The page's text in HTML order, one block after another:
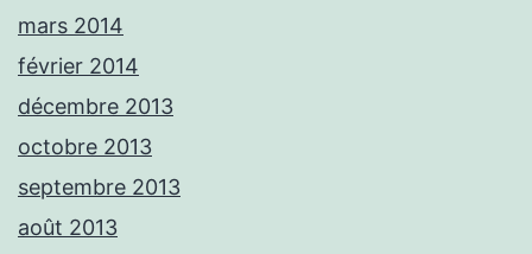
mars 2014
février 2014
décembre 2013
octobre 2013
septembre 2013
août 2013